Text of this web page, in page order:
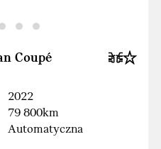
Coupé
2022
79 800km
Automatyczna